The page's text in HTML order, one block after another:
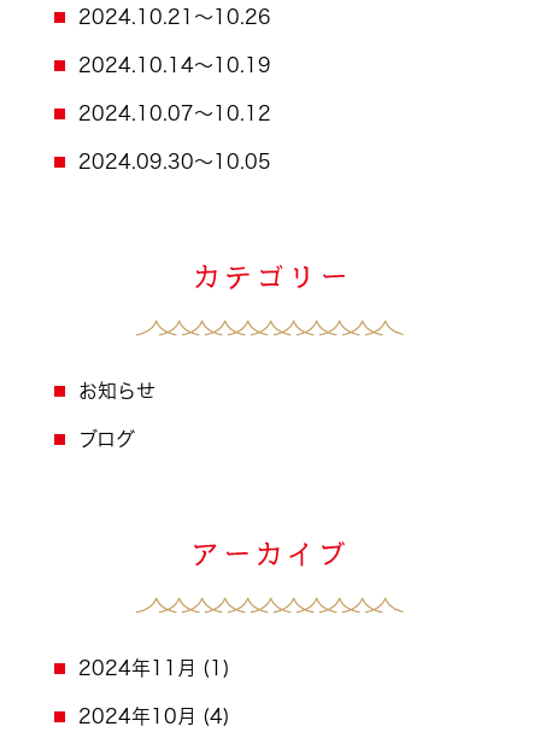
2024.10.21～10.26
2024.10.14～10.19
2024.10.07～10.12
2024.09.30～10.05
お知らせ
ブログ
2024年11月 (1)
2024年10月 (4)